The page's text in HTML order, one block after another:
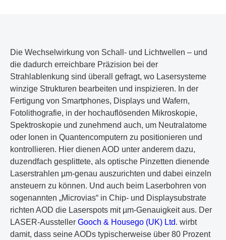
Die Wechselwirkung von Schall- und Lichtwellen – und
die dadurch erreichbare Präzision bei der
Strahlablenkung sind überall gefragt, wo Lasersysteme
winzige Strukturen bearbeiten und inspizieren. In der
Fertigung von Smartphones, Displays und Wafern,
Fotolithografie, in der hochauflösenden Mikroskopie,
Spektroskopie und zunehmend auch, um Neutralatome
oder Ionen in Quantencomputern zu positionieren und
kontrollieren. Hier dienen AOD unter anderem dazu,
duzendfach gesplittete, als optische Pinzetten dienende
Laserstrahlen µm-genau auszurichten und dabei einzeln
ansteuern zu können. Und auch beim Laserbohren von
sogenannten „Microvias“ in Chip- und Displaysubstrate
richten AOD die Laserspots mit µm-Genauigkeit aus. Der
LASER-Aussteller Gooch & Housego (UK) Ltd. wirbt
damit, dass seine AODs typischerweise über 80 Prozent